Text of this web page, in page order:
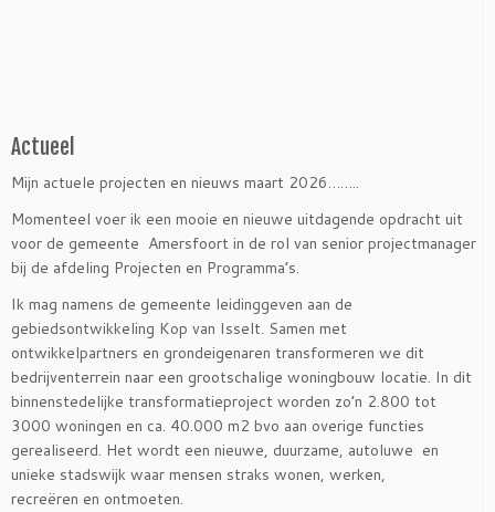
Actueel
Mijn actuele projecten en nieuws maart 2026……..
Momenteel voer ik een mooie en nieuwe uitdagende opdracht uit
voor de gemeente Amersfoort in de rol van senior projectmanager
bij de afdeling Projecten en Programma’s.
Ik mag namens de gemeente leidinggeven aan de
gebiedsontwikkeling Kop van Isselt. Samen met
ontwikkelpartners en grondeigenaren transformeren we dit
bedrijventerrein naar een grootschalige woningbouw locatie. In dit
binnenstedelijke transformatieproject worden zo’n 2.800 tot
3000 woningen en ca. 40.000 m2 bvo aan overige functies
gerealiseerd. Het wordt een nieuwe, duurzame, autoluwe en
unieke stadswijk waar mensen straks wonen, werken,
recreëren en ontmoeten.